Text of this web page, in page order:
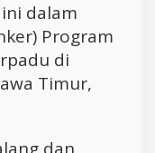
dalam
Program
di
Timur,